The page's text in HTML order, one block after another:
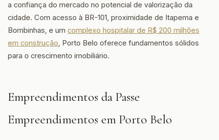
a confiança do mercado no potencial de valorização da
cidade. Com acesso à BR-101, proximidade de Itapema e
Bombinhas, e um complexo hospitalar de R$ 200 milhões
em construção, Porto Belo oferece fundamentos sólidos
para o crescimento imobiliário.
Empreendimentos da Passe
Empreendimentos em Porto Belo